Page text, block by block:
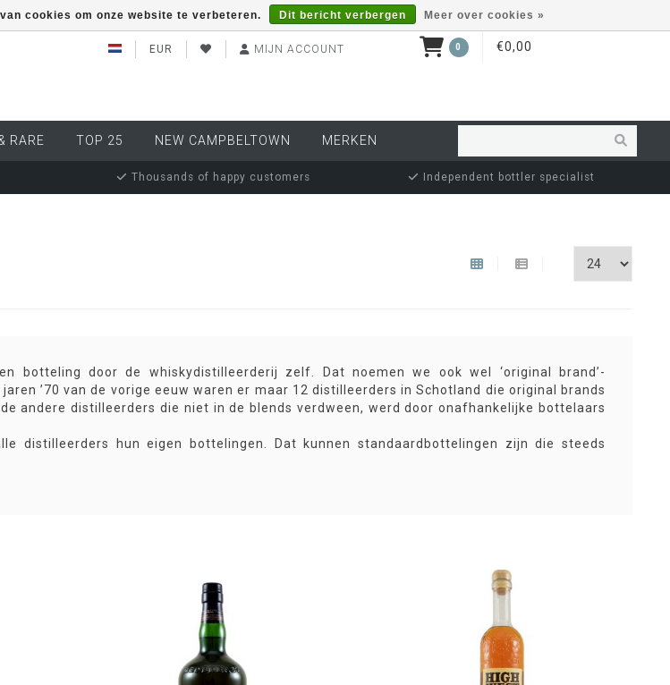
EUR MIJN ACCOUNT 0 €0,00
RARE TOP 25 NEW CAMPBELTOWN MERKEN
Thousands of happy customers Independent bottler specialist
botteling door de whiskydistilleerderij zelf. Dat noemen we ook wel ‘original brand’-
’70 van de vorige eeuw waren er maar 12 distilleerders in Schotland die original brands
andere distilleerders die niet in de blends verdween, werd door onafhankelijke bottelaars
distilleerders hun eigen bottelingen. Dat kunnen standaardbottelingen zijn die steeds
worden uitgebracht, of speciale bottelingen in beperkte oplage. Soms zelfs gaat het om
cookies om onze website te verbeteren. Dit bericht verbergen Meer over cookies »